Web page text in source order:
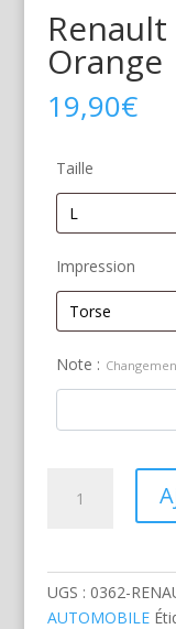
Orange
19,90€
Taille
Impression
Note :
UGS : 0362-
AUTOMOBILE